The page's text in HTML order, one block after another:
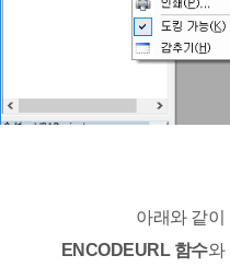
아래와 같이
ENCODEURL 함수와